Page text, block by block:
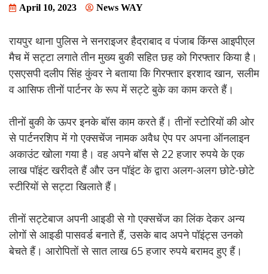
April 10, 2023 News WAY
रायपुर थाना पुलिस ने सनराइजर हैदराबाद व पंजाब किंग्स आइपीएल
मैच में सट्टा लगाते तीन मुख्य बुकी सहित छह को गिरफ्तार किया है।
एसएसपी दलीप सिंह कुंवर ने बताया कि गिरफ्तार इरशाद खान, सलीम
व आसिफ तीनों पार्टनर के रूप में सट्टे बुके का काम करते हैं।
तीनों बुकी के ऊपर इनके बॉस काम करते हैं। तीनों स्टोरियों की ओर
से पार्टनरशिप में गो एक्सचेंज नामक अवैध ऐप पर अपना ऑनलाइन
अकाउंट खोला गया है। वह अपने बॉस से 22 हजार रुपये के एक
लाख पॉइंट खरीदते हैं और उन पॉइंट के द्वारा अलग-अलग छोटे-छोटे
स्टीरियों से सट्टा खिलाते हैं।
तीनों सट्टेबाज अपनी आइडी से गो एक्सचेंज का लिंक देकर अन्य
लोगों से आइडी पासवर्ड बनाते हैं, उसके बाद अपने पॉइंट्स उनको
बेचते हैं। आरोपितों से सात लाख 65 हजार रुपये बरामद हुए हैं।